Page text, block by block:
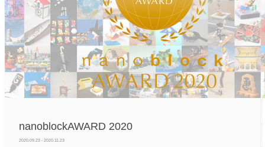
nanoblockAWARD 2020
2020.09.23 - 2020.11.23